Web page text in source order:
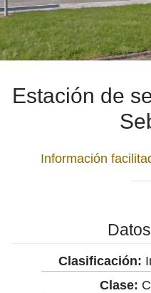
Estación de
Información
Clasificación:
Clase: